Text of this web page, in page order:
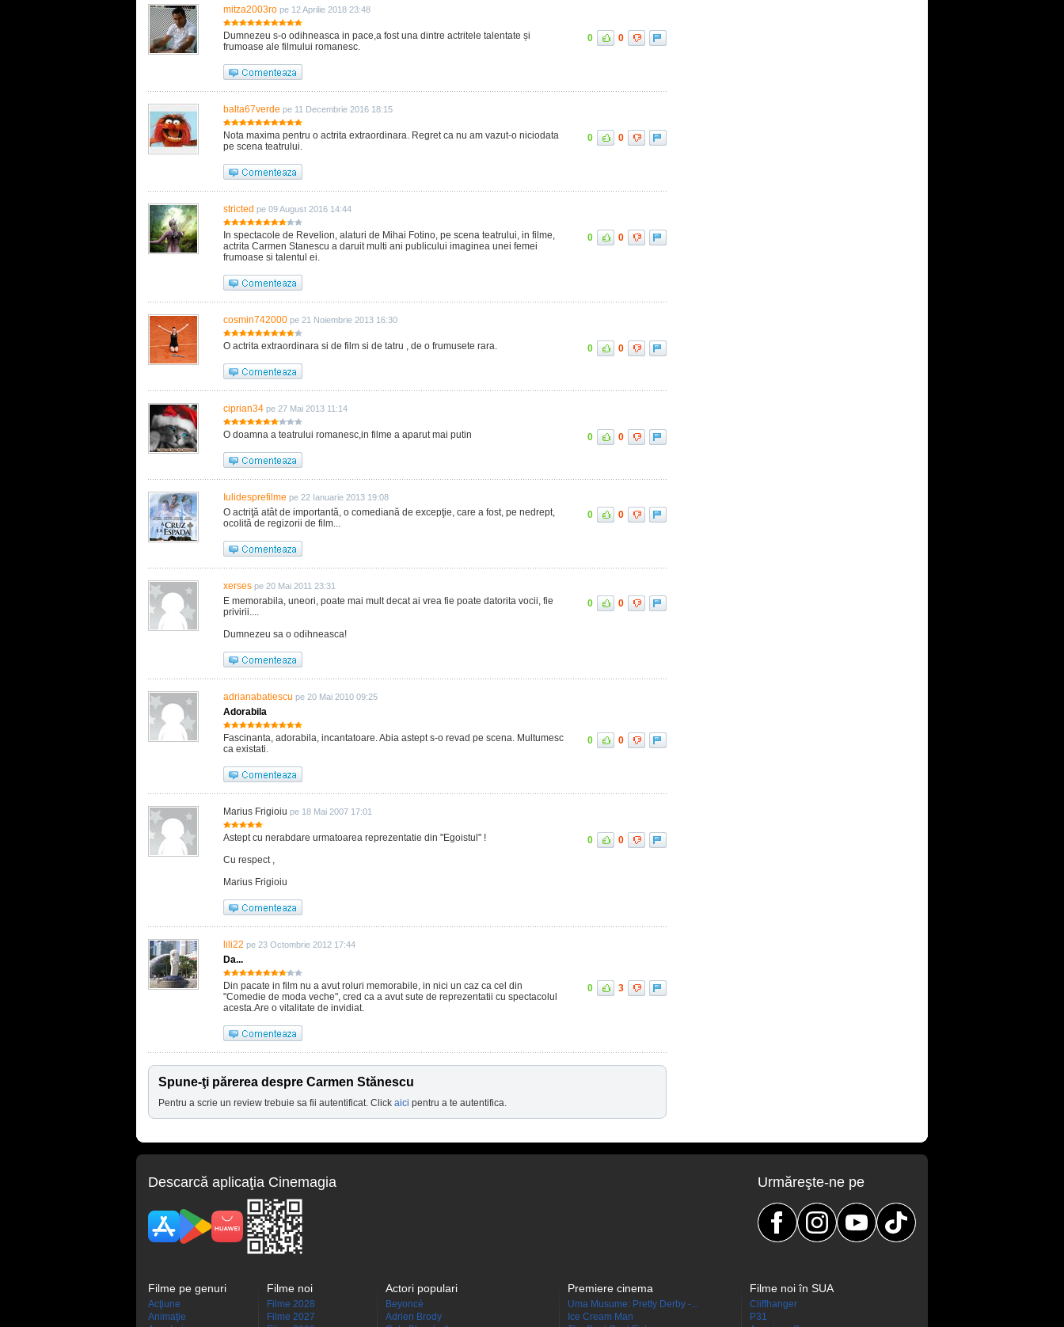
mitza2003ro pe 12 Aprilie 2018 23:48
Dumnezeu s-o odihneasca in pace,a fost una dintre actritele talentate și
frumoase ale filmului romanesc.
0 0
balta67verde pe 11 Decembrie 2016 18:15
Nota maxima pentru o actrita extraordinara. Regret ca nu am vazut-o niciodata
pe scena teatrului.
0 0
stricted pe 09 August 2016 14:44
In spectacole de Revelion, alaturi de Mihai Fotino, pe scena teatrului, in filme,
actrita Carmen Stanescu a daruit multi ani publicului imaginea unei femei
frumoase si talentul ei.
0 0
cosmin742000 pe 21 Noiembrie 2013 16:30
O actrita extraordinara si de film si de tatru , de o frumusete rara. 0 0
ciprian34 pe 27 Mai 2013 11:14
O doamna a teatrului romanesc,in filme a aparut mai putin 0 0
Iulidesprefilme pe 22 Ianuarie 2013 19:08
O actriţă atât de importantă, o comediană de excepţie, care a fost, pe nedrept,
ocolită de regizorii de film...
0 0
xerses pe 20 Mai 2011 23:31
E memorabila, uneori, poate mai mult decat ai vrea fie poate datorita vocii, fie
privirii....
Dumnezeu sa o odihneasca!
0 0
adrianabatiescu pe 20 Mai 2010 09:25
Adorabila
Fascinanta, adorabila, incantatoare. Abia astept s-o revad pe scena. Multumesc
ca existati.
0 0
Marius Frigioiu pe 18 Mai 2007 17:01
Astept cu nerabdare urmatoarea reprezentatie din "Egoistul" !
Cu respect ,
Marius Frigioiu
0 0
lili22 pe 23 Octombrie 2012 17:44
Da...
Din pacate in film nu a avut roluri memorabile, in nici un caz ca cel din
"Comedie de moda veche", cred ca a avut sute de reprezentatii cu spectacolul
acesta.Are o vitalitate de invidiat.
0 3
Spune-ţi părerea despre Carmen Stănescu
Pentru a scrie un review trebuie sa fii autentificat. Click aici pentru a te autentifica.
Descarcă aplicaţia Cinemagia Urmăreşte-ne pe
Filme pe genuri
Acţiune
Animaţie
Filme noi
Filme 2028
Filme 2027
Actori populari
Beyoncé
Adrien Brody
Premiere cinema
Uma Musume: Pretty Derby -...
Ice Cream Man
Filme noi în SUA
Cliffhanger
P31